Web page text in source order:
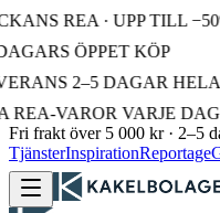
REA · UPP TILL
ÖPPET KÖP
2–5 DAGAR HELA
REA-VAROR VARJE DAG
Fri frakt över 5 000 kr · 2–5
TjänsterInspirationReportage